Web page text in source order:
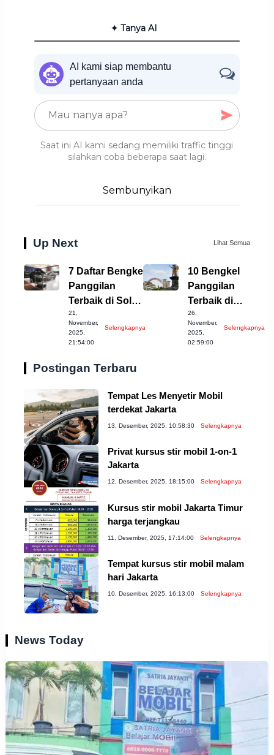
✦ Tanya AI
AI kami siap membantu
pertanyaan anda
Saat ini AI kami sedang memiliki traffic tinggi
silahkan coba beberapa saat lagi.
Sembunyikan
Up Next Lihat Semua
7 Daftar Bengkel
Panggilan
Terbaik di Solo
untuk Anda
21,
November,
2025,
21:54:00
Selengkapnya
10 Bengkel
Panggilan
Terbaik di
Sukoharjo yang
Patut Diketahui
26,
November,
2025,
02:59:00
Selengkapnya
Postingan Terbaru
Tempat Les Menyetir Mobil
terdekat Jakarta
13, Desember, 2025, 10:58:30 Selengkapnya
Privat kursus stir mobil 1-on-1
Jakarta
12, Desember, 2025, 18:15:00 Selengkapnya
Kursus stir mobil Jakarta Timur
harga terjangkau
11, Desember, 2025, 17:14:00 Selengkapnya
Tempat kursus stir mobil malam
hari Jakarta
10, Desember, 2025, 16:13:00 Selengkapnya
News Today